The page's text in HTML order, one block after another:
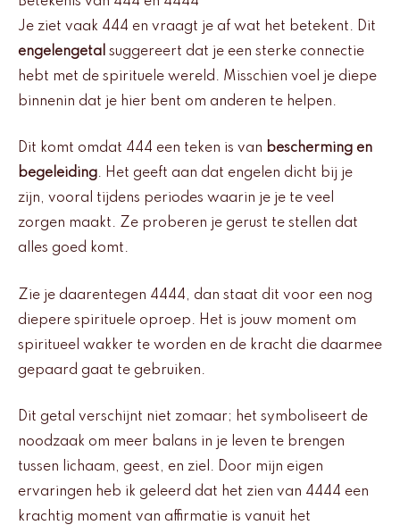
Je ziet vaak 444 en vraagt je af wat het betekent. Dit
engelengetal suggereert dat je een sterke connectie
hebt met de spirituele wereld. Misschien voel je diepe
binnenin dat je hier bent om anderen te helpen.
Dit komt omdat 444 een teken is van bescherming en
begeleiding. Het geeft aan dat engelen dicht bij je
zijn, vooral tijdens periodes waarin je je te veel
zorgen maakt. Ze proberen je gerust te stellen dat
alles goed komt.
Zie je daarentegen 4444, dan staat dit voor een nog
diepere spirituele oproep. Het is jouw moment om
spiritueel wakker te worden en de kracht die daarmee
gepaard gaat te gebruiken.
Dit getal verschijnt niet zomaar; het symboliseert de
noodzaak om meer balans in je leven te brengen
tussen lichaam, geest, en ziel. Door mijn eigen
ervaringen heb ik geleerd dat het zien van 4444 een
krachtig moment van affirmatie is vanuit het